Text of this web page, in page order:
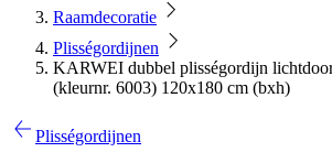
Raamdecoratie
Plisségordijnen
KARWEI dubbel plisségordijn
(kleurnr. 6003) 120x180 cm (bxh)
Plisségordijnen